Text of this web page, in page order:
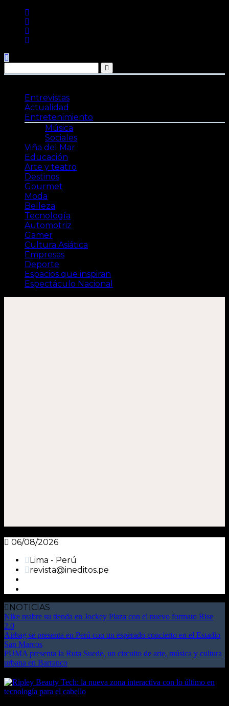
contenido
Entrevistas
Actualidad
Entretenimiento
Música
Sociales
Viña del Mar
Educación
Arte y teatro
Destinos
Gourmet
Moda
Belleza
Tecnología
Automotriz
Gamer
Cultura Asiática
Empresas
Deporte
Espacios que inspiran
Espectáculo Nacional
06/08/2026
Lima - Perú
revista@ineditos.pe
NOTICIAS
Nike reabre su tienda en Jockey Plaza con el nuevo formato Rise
2.0
Airbag se presenta en Perú con un esperado concierto en el Estadio
San Marcos
PUMA presenta la Ruta Suede, un circuito de arte, música y cultura
urbana en Barranco